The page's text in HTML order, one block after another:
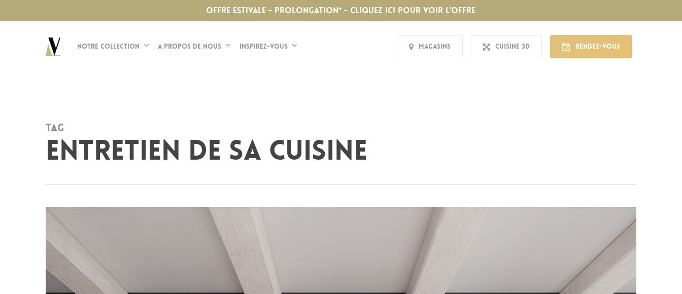
to
OFFRE ESTIVALE - PROLONGATION* - CLIQUEZ ICI POUR VOIR L'OFFRE
Notre Collection A propos de nous Inspirez-vous Magasins Cuisine 3D Rendez-vous
Tag
entretien de sa cuisine